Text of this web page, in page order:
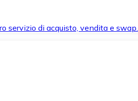
servizio di acquisto, vendita e swap.